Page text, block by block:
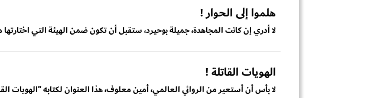
هلموا إلى الحوار !
لا أدري إن كانت المجاهدة، جميلة بوحيرد، ستقبل أن تكون ضمن الهيئة التي
الهويات القاتلة !
لا بأس أن أستعير من الروائي العالمي، أمين معلوف، هذا العنوان لكتابه "الهويات